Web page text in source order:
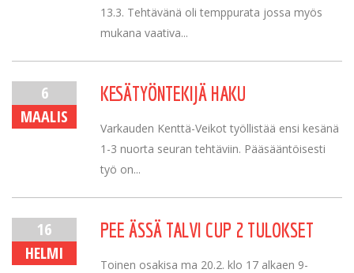
13.3. Tehtävänä oli temppurata jossa myös
mukana vaativa...
6
MAALIS
KESÄTYÖNTEKIJÄ HAKU
Varkauden Kenttä-Veikot työllistää ensi kesänä
1-3 nuorta seuran tehtäviin. Pääsääntöisesti
työ on...
16
HELMI
PEE ÄSSÄ TALVI CUP 2 TULOKSET
Toinen osakisa ma 20.2. klo 17 alkaen 9-